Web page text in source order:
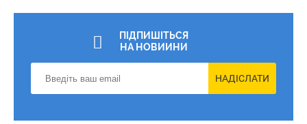
ПІДПИШІТЬСЯ
НА НОВИИНИ
НАДІСЛАТИ